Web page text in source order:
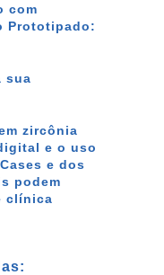
com
Prototipado:
sua
zircônia
e o uso
e dos
podem
clínica